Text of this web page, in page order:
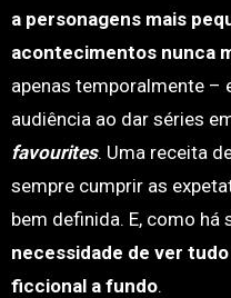
a personagens mais
acontecimentos nunca
apenas temporalmente –
audiência ao dar séries
favourites. Uma receita
sempre cumprir as
bem definida. E, como há
necessidade de ver
ficcional a fundo.